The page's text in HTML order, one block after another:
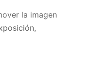
la imagen